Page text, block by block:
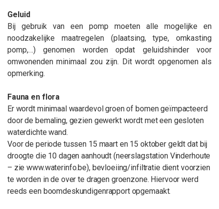
Geluid
Bij gebruik van een pomp moeten alle mogelijke en
noodzakelijke maatregelen (plaatsing, type, omkasting
pomp,…) genomen worden opdat geluidshinder voor
omwonenden minimaal zou zijn. Dit wordt opgenomen als
opmerking.
Fauna en flora
Er wordt minimaal waardevol groen of bomen geïmpacteerd
door de bemaling, gezien gewerkt wordt met een gesloten
waterdichte wand.
Voor de periode tussen 15 maart en 15 oktober geldt dat bij
droogte die 10 dagen aanhoudt (neerslagstation Vinderhoute
– zie www.waterinfo.be), bevloeiing/infiltratie dient voorzien
te worden in de over te dragen groenzone. Hiervoor werd
reeds een boomdeskundigenrapport opgemaakt.